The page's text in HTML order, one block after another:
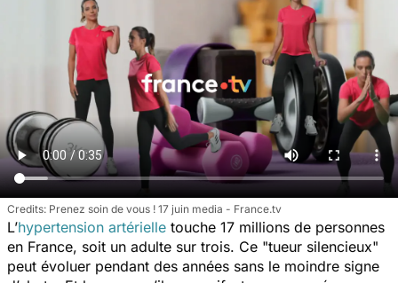
Prenez soin de vous ! 17 juin media - France.tv
L’hypertension artérielle touche 17 millions de personnes
en France, soit un adulte sur trois. Ce "tueur silencieux"
peut évoluer pendant des années sans le moindre signe